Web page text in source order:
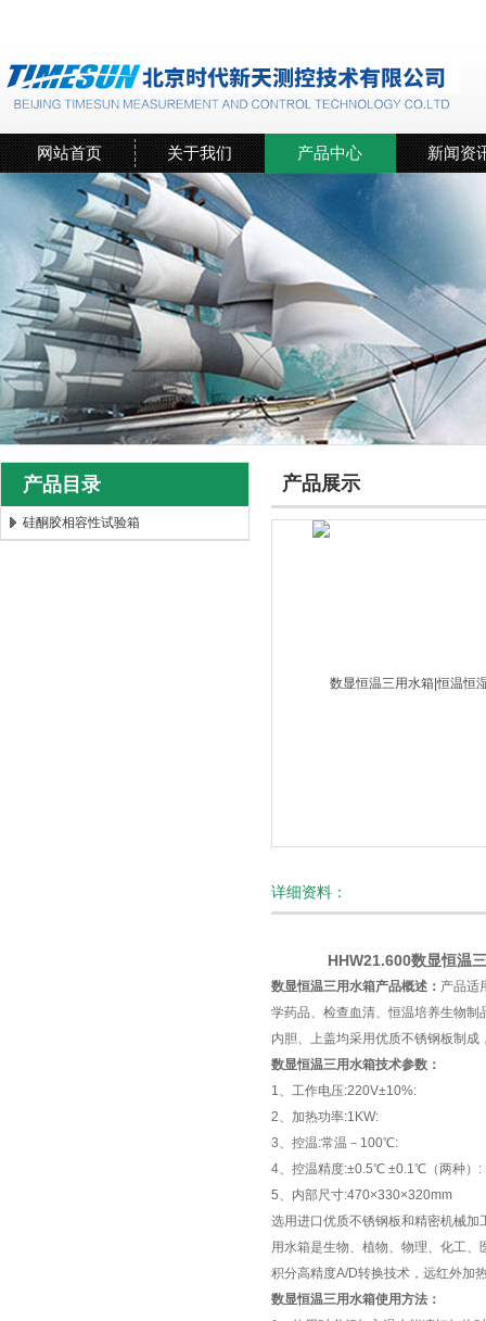
网站首页 关于我们 产品中心 新闻资
产品目录
硅酮胶相容性试验箱
产品展示
详细资料：
HHW21.600数显恒温三
数显恒温三用水箱产品概述： 产品适
学药品、检查血清、恒温培养生物
内胆、上盖均采用优质不锈钢板制
数显恒温三用水箱技术参数：
1、工作电压:220V±10%:
2、加热功率:1KW:
3、控温:常温－100℃:
4、控温精度:±0.5℃ ±0.1℃（两种）:
5、内部尺寸:470×330×320mm
选用进口优质不锈钢板和精密机械
用水箱是生物、植物、物理、化工
积分高精度A/D转换技术，远红外加
数显恒温三用水箱使用方法：